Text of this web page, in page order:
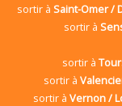
sortir à Saint-Omer /
sortir à
sortir à
sortir à
sortir àVernon /